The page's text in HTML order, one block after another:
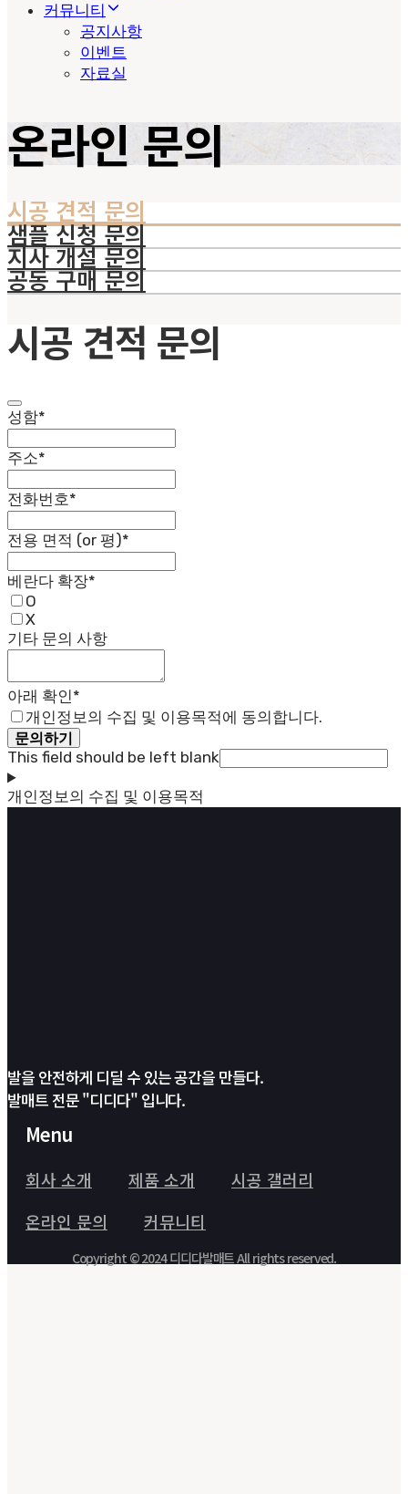
커뮤니티
공지사항
이벤트
자료실
온라인 문의
시공 견적 문의
샘플 신청 문의
지사 개설 문의
공동 구매 문의
시공 견적 문의
성함*
주소*
전화번호*
전용 면적 (or 평)*
베란다 확장*
O
X
기타 문의 사항
아래 확인*
개인정보의 수집 및 이용목적에 동의합니다.
문의하기
This field should be left blank
개인정보의 수집 및 이용목적
발을 안전하게 디딜 수 있는 공간을 만들다.
발매트 전문 "디디다" 입니다.
Menu
회사 소개 제품 소개
시공 갤러리
온라인 문의
커뮤니티
Copyright © 2024 디디다발매트 All rights reserved.